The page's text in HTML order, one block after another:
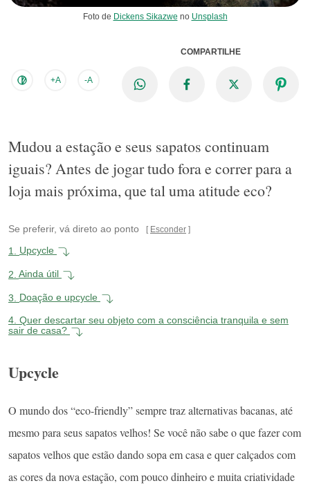
Foto de Dickens Sikazwe no Unsplash
+A -A
COMPARTILHE
Mudou a estação e seus sapatos continuam
iguais? Antes de jogar tudo fora e correr para a
loja mais próxima, que tal uma atitude eco?
Se preferir, vá direto ao ponto Esconder
1. Upcycle
2. Ainda útil
3. Doação e upcycle
4. Quer descartar seu objeto com a consciência tranquila e sem
sair de casa?
Upcycle
O mundo dos “eco-friendly” sempre traz alternativas bacanas, até
mesmo para seus sapatos velhos! Se você não sabe o que fazer com
sapatos velhos que estão dando sopa em casa e quer calçados com
as cores da nova estação, com pouco dinheiro e muita criatividade